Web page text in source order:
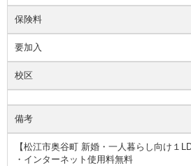
保険料
要加入
校区
備考
【松江市奥谷町 新婚・一人暮らし向け１
・インターネット使用料無料